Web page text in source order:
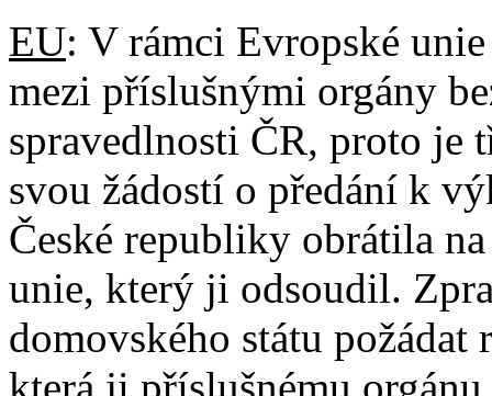
EU: V rámci Evropské
mezi příslušnými orgány
spravedlnosti ČR, proto je
svou žádostí o předání k
České republiky obrátila
unie, který ji odsoudil.
domovského státu